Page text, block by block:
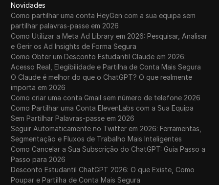
Novidades
Como partilhar uma conta HeyGen com a sua equipa sem
partilhar palavras-passe em 2026
Como Utilizar a Meta Ad Library em 2026: Pesquisar, Analisar
e Gerir os Ad Insights de Forma Segura
Como Obter um Desconto Estudantil Claude em 2026:
Acesso Real, Elegibilidade e Partilha de Conta Mais Segura
O Claude é melhor do que o ChatGPT? O que realmente
importa em 2026
Como criar uma conta Gmail sem número de telefone 2026
Como Partilhar uma Conta ElevenLabs com a Sua Equipa
Sem Partilhar Palavras-passe em 2026
Seguir Automaticamente no Twitter em 2026: Ferramentas,
Segmentação e Fluxos de Trabalho Mais Inteligentes
Como Cancelar a Sua Subscrição do ChatGPT: Guia Passo a
Passo para 2026
Desconto Estudantil ChatGPT 2026: O que Existe, Como
Poupar e Partilha de Conta Mais Segura